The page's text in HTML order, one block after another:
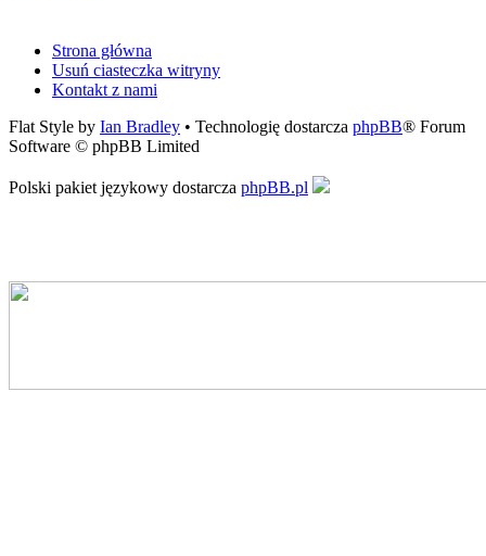
Strona główna
Usuń ciasteczka witryny
Kontakt z nami
Flat Style by Ian Bradley • Technologię dostarcza phpBB® Forum
Software © phpBB Limited
Polski pakiet językowy dostarcza phpBB.pl